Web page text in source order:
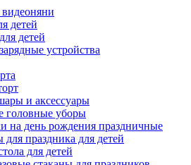
детей
детей
устройства
и аксессуары
головные уборы
на день рождения праздничные
праздника для детей
для детей